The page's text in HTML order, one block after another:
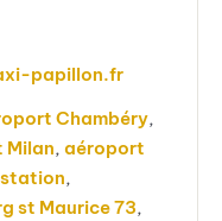
papillon.fr
Chambéry,
Milan, aéroport
,
st Maurice 73,